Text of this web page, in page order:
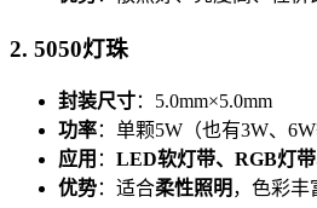
2. 5050灯珠
封装尺寸：5.0mm×5.0mm
功率：单颗5W（也有3W、6W
应用 ： LED软灯带、RGB灯
优势：适合柔性照明 ，色彩丰